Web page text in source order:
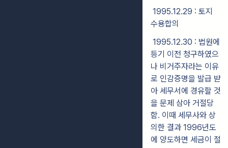
1995.12.29 : 토지
수용합의
1995.12.30 : 법원에
등기 이전 청구하였으
나 비거주자라는 이유
로 인감증명을 발급 받
아 세무서에 경유할 것
을 문제 삼아 거절당
함. 이때 세무사와 상
의한 결과 1996년도
에 양도하면 세금이 절